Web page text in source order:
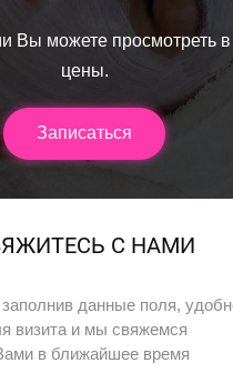
Вы можете просмотреть в
цены.
Записаться
С НАМИ
заполнив данные поля,
визита и мы свяжемся
в ближайшее время